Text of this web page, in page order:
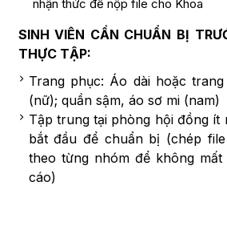
nhận thức để nộp file cho Khoa
SINH VIÊN CẦN CHUẨN BỊ
THỰC TẬP:
Trang phục: Áo dài hoặc
(nữ); quần sậm, áo sơ mi (nam)
Tập trung tại phòng hội đồng ít
bắt đầu để chuẩn bị (chép
theo từng nhóm để không
cáo)